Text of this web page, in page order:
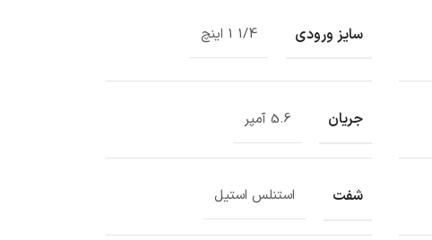
سایز ورودی 1/4 1 اینچ
جریان 5.6 آمپر
شفت استنلس استیل